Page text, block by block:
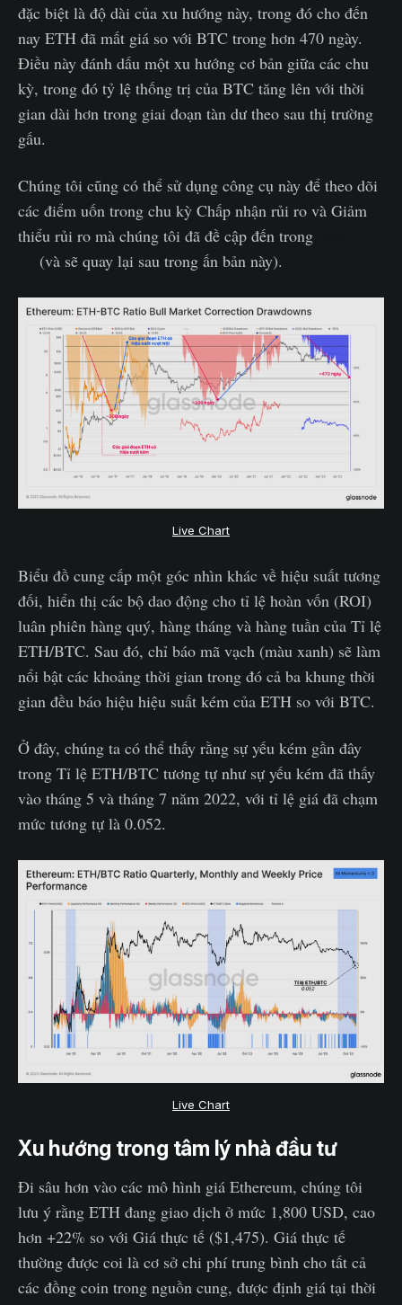
đặc biệt là độ dài của xu hướng này, trong đó cho đến
nay ETH đã mất giá so với BTC trong hơn 470 ngày.
Điều này đánh dấu một xu hướng cơ bản giữa các chu
kỳ, trong đó tỷ lệ thống trị của BTC tăng lên với thời
gian dài hơn trong giai đoạn tàn dư theo sau thị trường
gấu.
Chúng tôi cũng có thể sử dụng công cụ này để theo dõi
các điểm uốn trong chu kỳ Chấp nhận rủi ro và Giảm
thiểu rủi ro mà chúng tôi đã đề cập đến trong
(và sẽ quay lại sau trong ấn bản này).
Live Chart
Biểu đồ cung cấp một góc nhìn khác về hiệu suất tương
đối, hiển thị các bộ dao động cho tỉ lệ hoàn vốn (ROI)
luân phiên hàng quý, hàng tháng và hàng tuần của Tỉ lệ
ETH/BTC. Sau đó, chỉ báo mã vạch (màu xanh) sẽ làm
nổi bật các khoảng thời gian trong đó cả ba khung thời
gian đều báo hiệu hiệu suất kém của ETH so với BTC.
Ở đây, chúng ta có thể thấy rằng sự yếu kém gần đây
trong Tỉ lệ ETH/BTC tương tự như sự yếu kém đã thấy
vào tháng 5 và tháng 7 năm 2022, với tỉ lệ giá đã chạm
mức tương tự là 0.052.
Live Chart
Xu hướng trong tâm lý nhà đầu tư
Đi sâu hơn vào các mô hình giá Ethereum, chúng tôi
lưu ý rằng ETH đang giao dịch ở mức 1,800 USD, cao
hơn +22% so với Giá thực tế ($1,475). Giá thực tế
thường được coi là cơ sở chi phí trung bình cho tất cả
các đồng coin trong nguồn cung, được định giá tại thời